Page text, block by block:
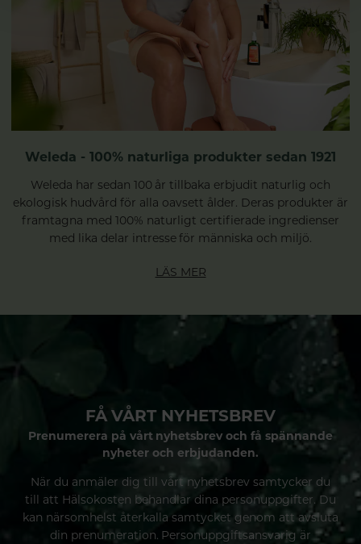
Weleda - 100% naturliga produkter sedan 1921
Weleda har sedan 100 år tillbaka erbjudit naturlig och
ekologisk hudvård för alla oavsett ålder. Deras produkter är
framtagna med 100% naturligt certifierade ingredienser
med lika delar intresse för människa och miljö.
LÄS MER
FÅ VÅRT NYHETSBREV
Prenumerera på vårt nyhetsbrev och få spännande
nyheter och erbjudanden.
När du anmäler dig till vårt nyhetsbrev samtycker du
till att Hälsokosten behandlar dina personuppgifter. Du
kan närsomhelst återkalla samtycket genom att avsluta
din prenumeration. Personuppgiftsansvarig är